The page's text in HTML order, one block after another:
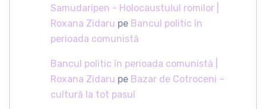
Samudaripen - Holocaustulul romilor |
Roxana Zidaru pe Bancul politic în
perioada comunistă
Bancul politic în perioada comunistă |
Roxana Zidaru pe Bazar de Cotroceni –
cultură la tot pasul